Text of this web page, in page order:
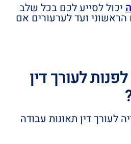
יכול לסייע לכם בכל שלב
הראשוני ועד לערעורים אם
לעורך דין
לעורך דין תאונות עבודה